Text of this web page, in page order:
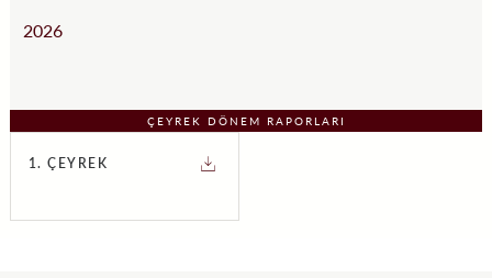
2026
ÇEYREK DÖNEM RAPORLARI
1. ÇEYREK